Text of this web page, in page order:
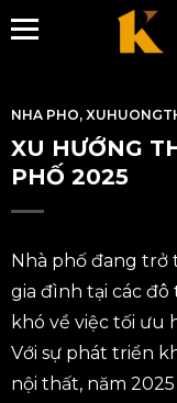
NHA PHO,
XU HƯỚNG
PHỐ 2025
Nhà phố đang trở
gia đình tại các
khó về việc tối ưu
Với sự phát triển
nội thất, năm